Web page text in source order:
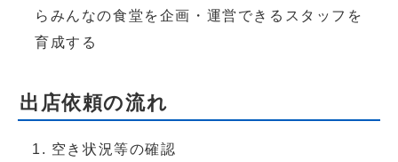
らみんなの食堂を企画・運営できるスタッフを
育成する
出店依頼の流れ
空き状況等の確認